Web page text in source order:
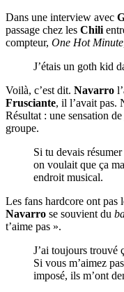
Dans une interview avec
passage chez les Chili
compteur, One Hot Minute
J’étais un goth kid
Voilà, c’est dit. Navarro
Frusciante, il l’avait pas.
Résultat : une sensation
groupe.
Si tu devais
on voulait que ça
endroit musical.
Les fans hardcore ont pas
Navarro se souvient du
t’aime pas ».
J’ai toujours trouvé
Si vous m’aimez
imposé, ils m’ont